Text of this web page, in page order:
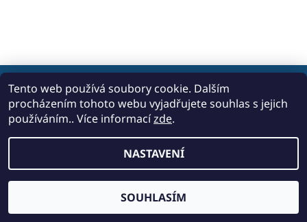
2026 © Carpediem Boat, všechna práva vyhrazena
Tento web používá soubory cookie. Dalším
procházením tohoto webu vyjadřujete souhlas s jejich
používáním.. Více informacízde.
NASTAVENÍ
SOUHLASÍM